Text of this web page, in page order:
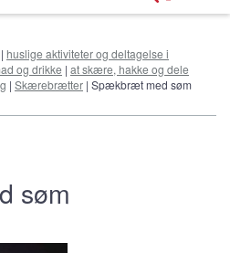
| huslige aktiviteter og deltagelse i
og drikke | at skære, hakke og dele
| Skærebrætter | Spækbræt med søm
søm